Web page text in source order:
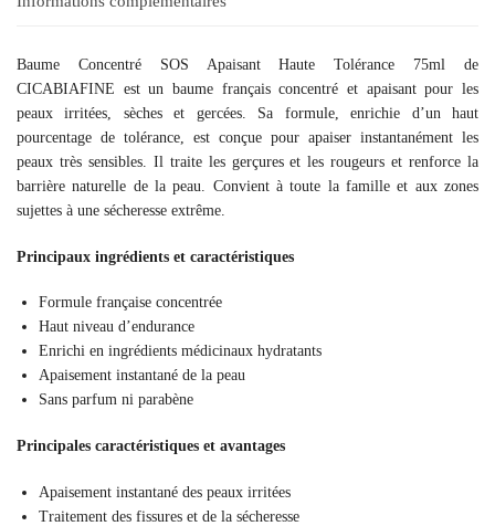
Baume Concentré SOS Apaisant Haute Tolérance 75ml de
CICABIAFINE est un baume français concentré et apaisant pour les
peaux irritées, sèches et gercées. Sa formule, enrichie d’un haut
pourcentage de tolérance, est conçue pour apaiser instantanément les
peaux très sensibles. Il traite les gerçures et les rougeurs et renforce la
barrière naturelle de la peau. Convient à toute la famille et aux zones
sujettes à une sécheresse extrême.
Principaux ingrédients et caractéristiques
Formule française concentrée
Haut niveau d’endurance
Enrichi en ingrédients médicinaux hydratants
Apaisement instantané de la peau
Sans parfum ni parabène
Principales caractéristiques et avantages
Apaisement instantané des peaux irritées
Traitement des fissures et de la sécheresse